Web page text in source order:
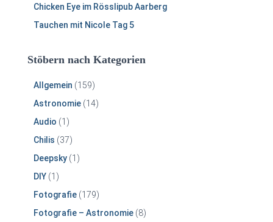
Chicken Eye im Rösslipub Aarberg
Tauchen mit Nicole Tag 5
Stöbern nach Kategorien
Allgemein (159)
Astronomie (14)
Audio (1)
Chilis (37)
Deepsky (1)
DIY (1)
Fotografie (179)
Fotografie – Astronomie (8)